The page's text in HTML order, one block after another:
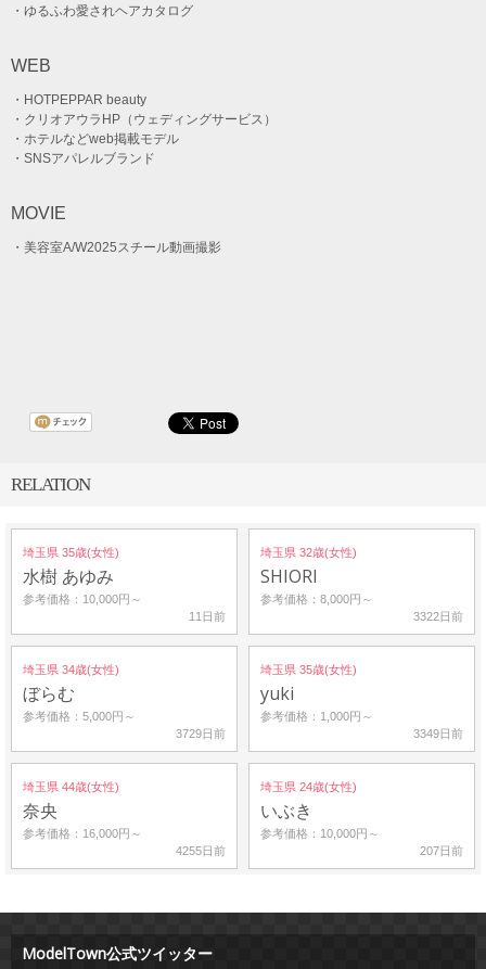
・ゆるふわ愛されヘアカタログ
WEB
・HOTPEPPAR beauty
・クリオアウラHP（ウェディングサービス）
・ホテルなどweb掲載モデル
・SNSアパレルブランド
MOVIE
・美容室A/W2025スチール動画撮影
RELATION
埼玉県 35歳(女性)
水樹 あゆみ
参考価格：10,000円～
11日前
埼玉県 32歳(女性)
SHIORI
参考価格：8,000円～
3322日前
埼玉県 34歳(女性)
ぼらむ
参考価格：5,000円～
3729日前
埼玉県 35歳(女性)
yuki
参考価格：1,000円～
3349日前
埼玉県 44歳(女性)
奈央
参考価格：16,000円～
4255日前
埼玉県 24歳(女性)
いぶき
参考価格：10,000円～
207日前
ModelTown公式ツイッター